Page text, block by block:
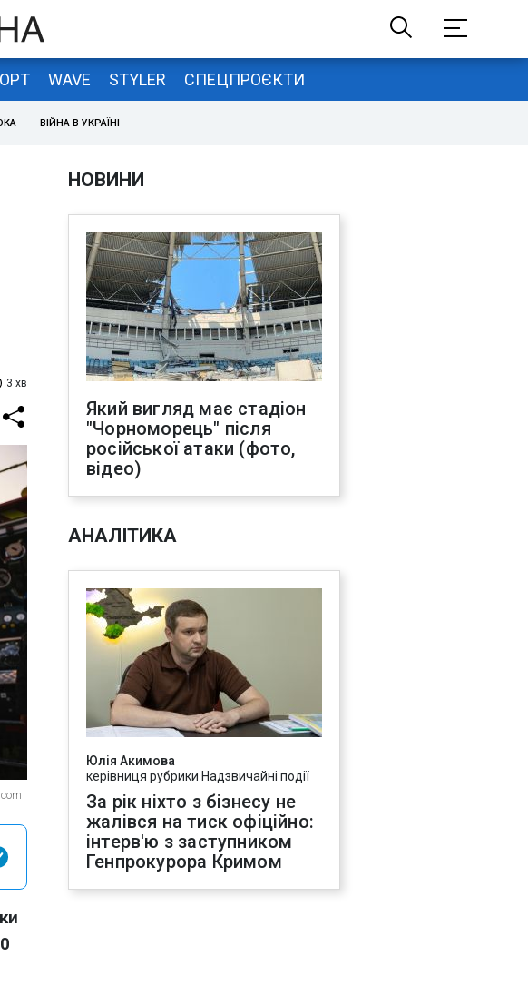
WAVE STYLER СПЕЦПРОЄКТИ
ВІЙНА В УКРАЇНІ
3 хв
НОВИНИ
Який вигляд має стадіон
"Чорноморець" після
російської атаки (фото,
відео)
АНАЛІТИКА
Юлія Акимова
керівниця рубрики Надзвичайні події
За рік ніхто з бізнесу не
жалівся на тиск офіційно:
інтерв'ю з заступником
Генпрокурора Кримом